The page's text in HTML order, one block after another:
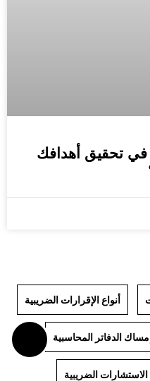
في تحقيق أهدافك
أنواع الإقرارات الضريبية
الدفاتر المحاسبية
الاستشارات الضريبية